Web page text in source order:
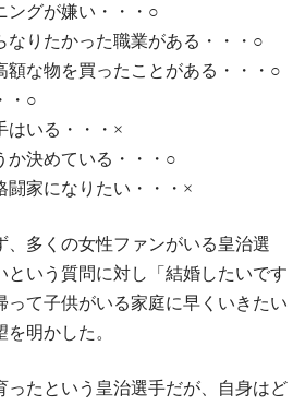
ングが嫌い・・・○
なりたかった職業がある・・・○
額な物を買ったことがある・・・○
・○
はいる・・・×
か決めている・・・○
闘家になりたい・・・×
、多くの女性ファンがいる皇治選
という質問に対し「結婚したいです
って子供がいる家庭に早くいきたい
明かした。
ったという皇治選手だが、自身はど